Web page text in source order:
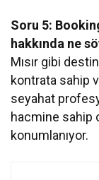
Soru 5:
hakkında ne
Mısır gibi
kontrata sahip
seyahat
hacmine sahip
konumlanıyor.